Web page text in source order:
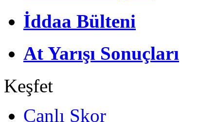
İddaa Bülteni
At Yarışı Sonuçları
Keşfet
Canlı Skor